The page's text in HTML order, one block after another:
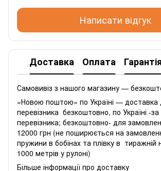
Написати відгук
Доставка Оплата Гарантія
Самовивіз з нашого магазину —
«Новою поштою» по Україні — доставка
перевізника безкоштовно, по Україні -
перевізника; безкоштовно- для
12000 грн (не поширюється на
пружини в бобінах та плівку в тиражній
1000 метрів у рулоні)
Більше інформації про доставку